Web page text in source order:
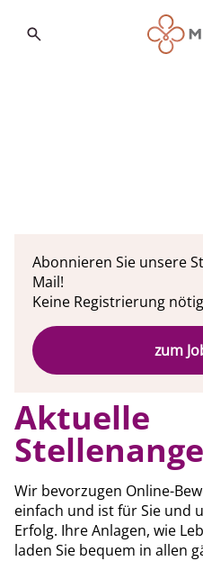
Search
Über MEDIAN
FAQ
Deutsch
Deutsch
English
Abonnieren Sie unsere
Mail!
Keine Registrierung
zum
Aktuelle
Wir bevorzugen Online-
einfach und ist für Sie und
Erfolg. Ihre Anlagen, wie
laden Sie bequem in allen